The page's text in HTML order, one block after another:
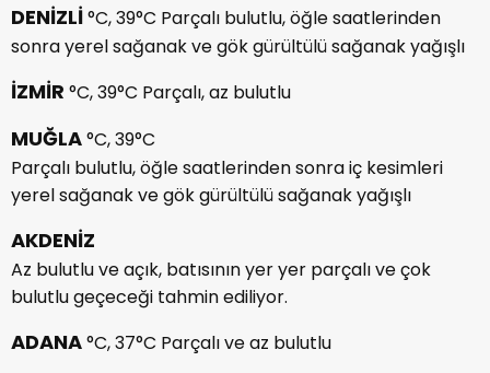
DENİZLİ°C, 39°C Parçalı bulutlu, öğle saatlerinden
sonra yerel sağanak ve gök gürültülü sağanak yağışlı
İZMİR °C, 39°C Parçalı, az bulutlu
MUĞLA°C, 39°C
Parçalı bulutlu, öğle saatlerinden sonra iç kesimleri
yerel sağanak ve gök gürültülü sağanak yağışlı
AKDENİZ
Az bulutlu ve açık, batısının yer yer parçalı ve çok
bulutlu geçeceği tahmin ediliyor.
ADANA°C, 37°C Parçalı ve az bulutlu